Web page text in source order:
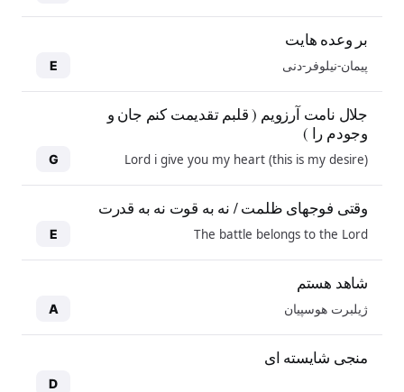
بر وعده هایت
پیمان-نیلوفر-دنی E
جلال نامت آرزویم ( قلبم تقدیمت کنم جان و
وجودم را )
Lord i give you my heart (this is my desire)
G
وقتی فوجهای ظلمت / نه به قوت نه به قدرت
The battle belongs to the Lord
E
شاهد هستم
ژیلبرت هوسپیان A
منجی شایسته ای
D